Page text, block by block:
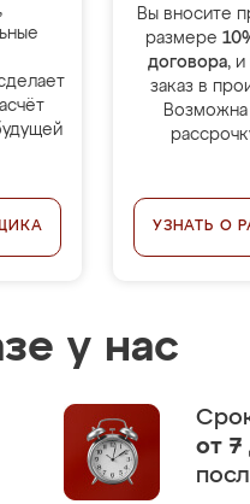
Вы вносите
размере
договора, и
заказ в
Возможна
УЗНАТЬ О
у нас
от 7